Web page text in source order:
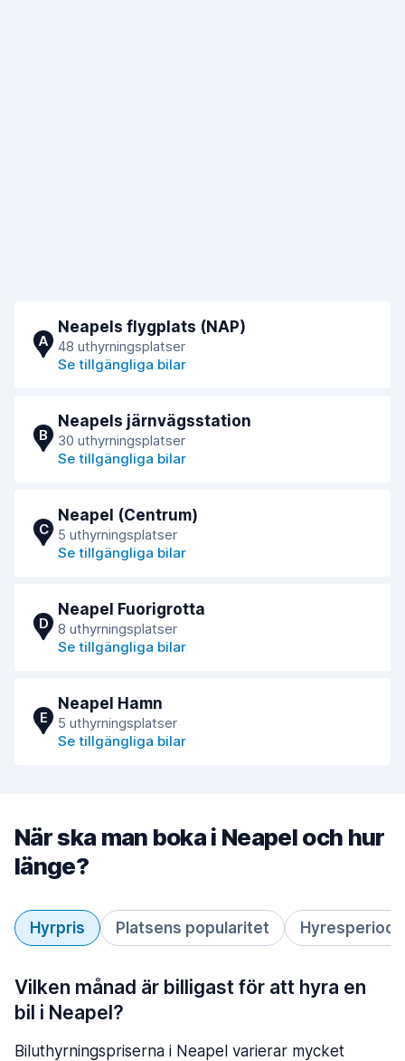
A
Neapels flygplats (NAP)
48 uthyrningsplatser
Se tillgängliga bilar
B
Neapels järnvägsstation
30 uthyrningsplatser
Se tillgängliga bilar
C
Neapel (Centrum)
5 uthyrningsplatser
Se tillgängliga bilar
D
Neapel Fuorigrotta
8 uthyrningsplatser
Se tillgängliga bilar
E
Neapel Hamn
5 uthyrningsplatser
Se tillgängliga bilar
När ska man boka i Neapel och hur
länge?
Hyrpris Platsens popularitet Hyresperiod
Vilken månad är billigast för att hyra en
bil i Neapel?
Biluthyrningspriserna i Neapel varierar mycket